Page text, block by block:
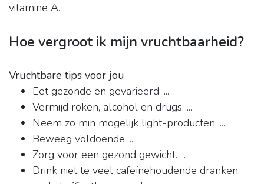
vitamine A.
Hoe vergroot ik mijn vruchtbaarheid?
Vruchtbare tips voor jou
Eet gezonde en gevarieerd. ...
Vermijd roken, alcohol en drugs. ...
Neem zo min mogelijk light-producten. ...
Beweeg voldoende. ...
Zorg voor een gezond gewicht. ...
Drink niet te veel cafeïnehoudende dranken,